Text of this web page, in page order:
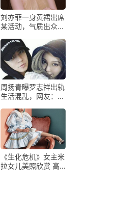
刘亦菲一身黄裙出席
某活动，气质出众，
心动
周扬青曝罗志祥出轨
生活混乱，网友：渣
《生化危机》女主米
拉女儿美照欣赏 高